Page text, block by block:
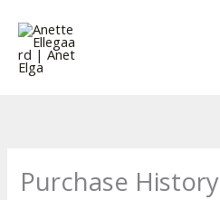
indholdet
Purchase History